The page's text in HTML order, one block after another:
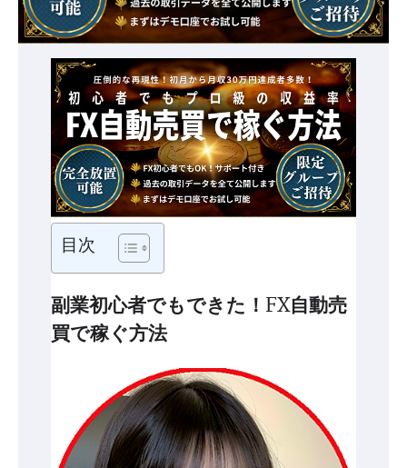
目次
副業初心者でもできた！FX自動売
買で稼ぐ方法